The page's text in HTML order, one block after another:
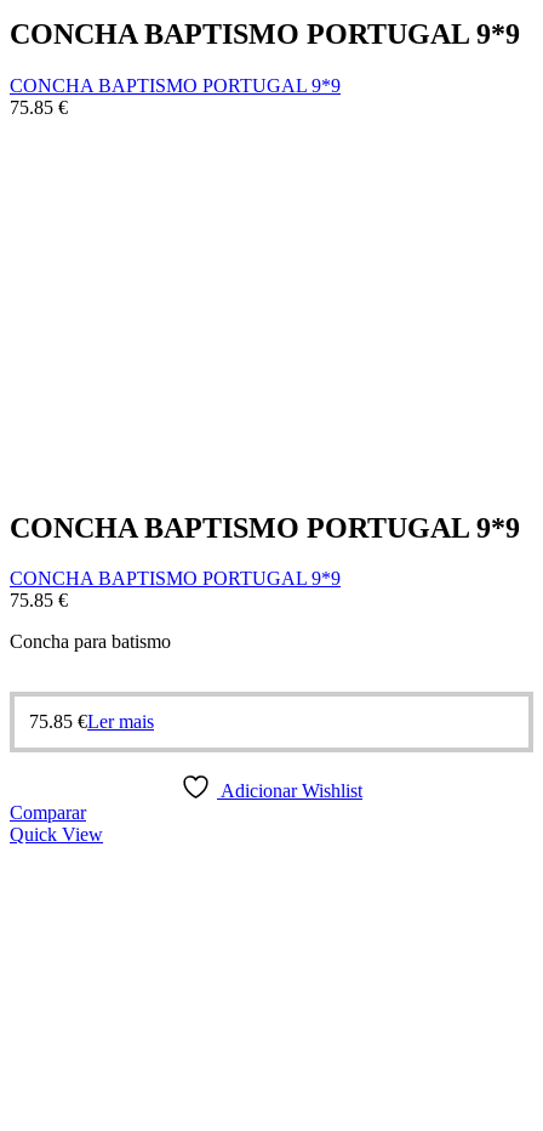
CONCHA BAPTISMO PORTUGAL 9*9
CONCHA BAPTISMO PORTUGAL 9*9
75.85 €
CONCHA BAPTISMO PORTUGAL 9*9
CONCHA BAPTISMO PORTUGAL 9*9
75.85 €
Concha para batismo
75.85 €Ler mais
Adicionar Wishlist
Comparar
Quick View